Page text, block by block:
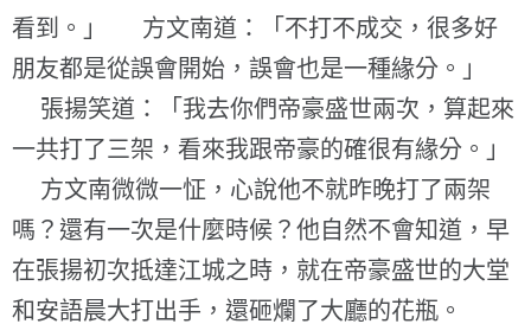
看到。」 方文南道：「不打不成交，很多好
朋友都是從誤會開始，誤會也是一種緣分。」
張揚笑道：「我去你們帝豪盛世兩次，算起來
一共打了三架，看來我跟帝豪的確很有緣分。」
方文南微微一怔，心說他不就昨晚打了兩架
嗎？還有一次是什麼時候？他自然不會知道，早
在張揚初次抵達江城之時，就在帝豪盛世的大堂
和安語晨大打出手，還砸爛了大廳的花瓶。